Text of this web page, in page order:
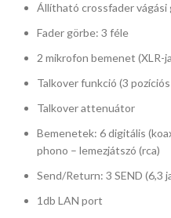
Állítható crossfader vágási
Fader görbe: 3 féle
2 mikrofon bemenet (XLR-
Talkover funkció (3
Talkover attenuátor
Bemenetek: 6 digitális
phono – lemezjátszó (rca)
Send/Return: 3 SEND (6,3
1db LAN port